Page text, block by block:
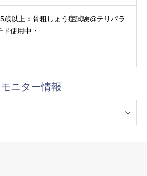
歳以上：骨粗しょう症試験@テリパラ
ド使用中・...
ニター情報